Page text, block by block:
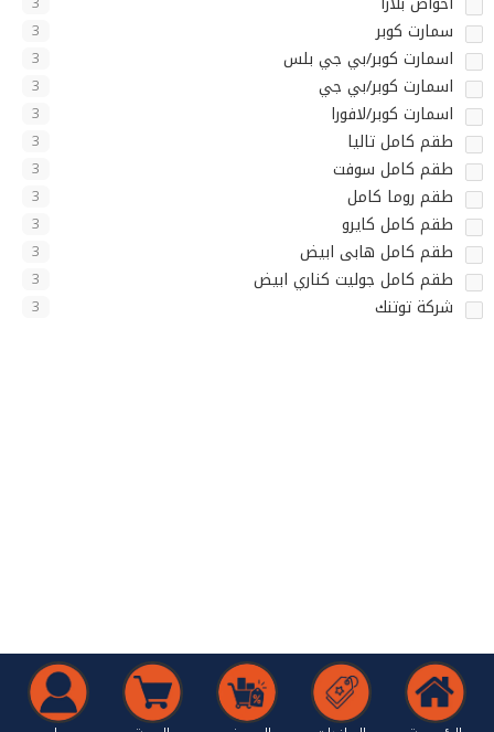
سمارت كوبر 3
اسمارت كوبر/بي جي بلس 3
اسمارت كوبر/بي جي 3
اسمارت كوبر/لافورا 3
طقم كامل تاليا 3
طقم كامل سوفت 3
طقم روما كامل 3
طقم كامل كايرو 3
طقم كامل هابى ابيض 3
طقم كامل جوليت كناري ابيض 3
شركة توتنك 3